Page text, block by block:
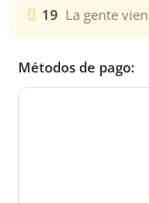
19 La gente
Métodos de pago: